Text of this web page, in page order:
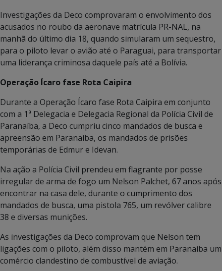
Investigações da Deco comprovaram o envolvimento dos
acusados no roubo da aeronave matrícula PR-NAL, na
manhã do último dia 18, quando simularam um sequestro,
para o piloto levar o avião até o Paraguai, para transportar
uma liderança criminosa daquele país até a Bolívia.
Operação Ícaro fase Rota Caipira
Durante a Operação Ícaro fase Rota Caipira em conjunto
com a 1ª Delegacia e Delegacia Regional da Polícia Civil de
Paranaíba, a Deco cumpriu cinco mandados de busca e
apreensão em Paranaíba, os mandados de prisões
temporárias de Edmur e Idevan.
Na ação a Polícia Civil prendeu em flagrante por posse
irregular de arma de fogo um Nelson Palchet, 67 anos após
encontrar na casa dele, durante o cumprimento dos
mandados de busca, uma pistola 765, um revólver calibre
38 e diversas munições.
As investigações da Deco comprovam que Nelson tem
ligações com o piloto, além disso mantém em Paranaíba um
comércio clandestino de combustível de aviação.